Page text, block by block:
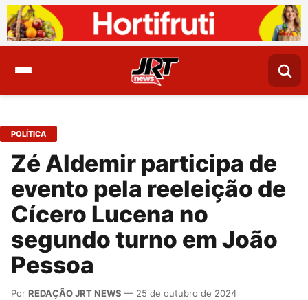
POLÍTICA
Zé Aldemir participa de
evento pela reeleição de
Cícero Lucena no
segundo turno em João
Pessoa
Por REDAÇÃO JRT NEWS — 25 de outubro de 2024